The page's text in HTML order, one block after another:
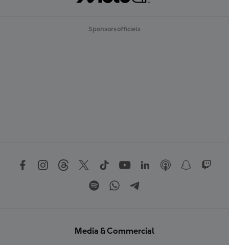
Sponsors officiels
Media & Commercial